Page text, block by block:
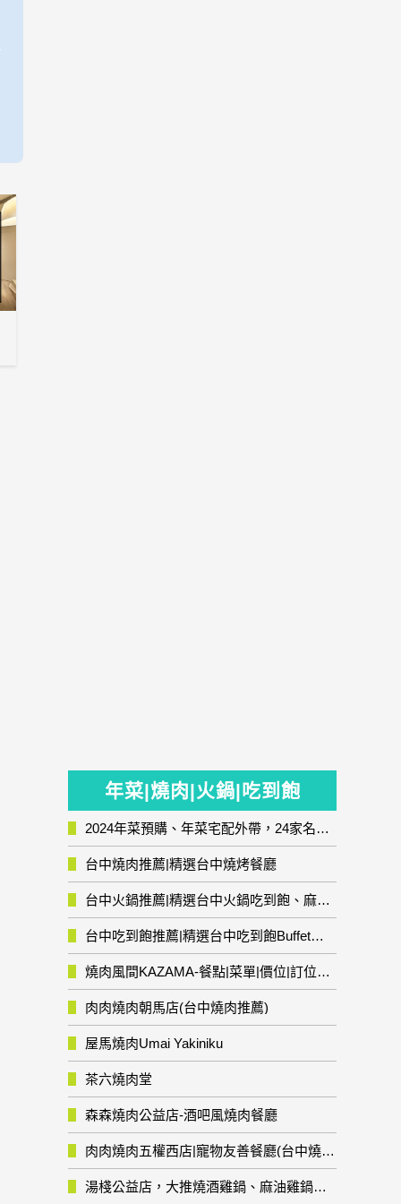
年菜|燒肉|火鍋|吃到飽
2024年菜預購、年菜宅配外帶，24家名店年菜推薦整理，圍爐輕鬆上菜團圓趣
台中燒肉推薦|精選台中燒烤餐廳
台中火鍋推薦|精選台中火鍋吃到飽、麻辣鍋、鴛鴦鍋、石頭火鍋、酸菜白肉鍋、海鮮鍋、燒酒雞、麻油雞、壽喜燒等熱門人氣火鍋店!
台中吃到飽推薦|精選台中吃到飽Buffet自助餐廳
燒肉風間KAZAMA-餐點|菜單|價位|訂位資訊
肉肉燒肉朝馬店(台中燒肉推薦)
屋馬燒肉Umai Yakiniku
茶六燒肉堂
森森燒肉公益店-酒吧風燒肉餐廳
肉肉燒肉五權西店|寵物友善餐廳(台中燒肉推薦)
湯棧公益店，大推燒酒雞鍋、麻油雞鍋暖暖有夠補